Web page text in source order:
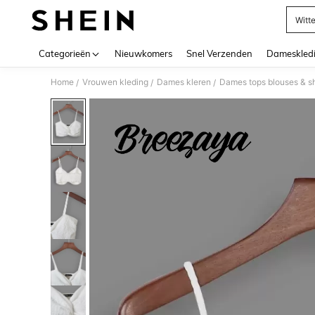
Categorieën Nieuwkomers Snel Verzenden
Home / Vrouwen kleding / Dames kleren / Dames tops blouses &